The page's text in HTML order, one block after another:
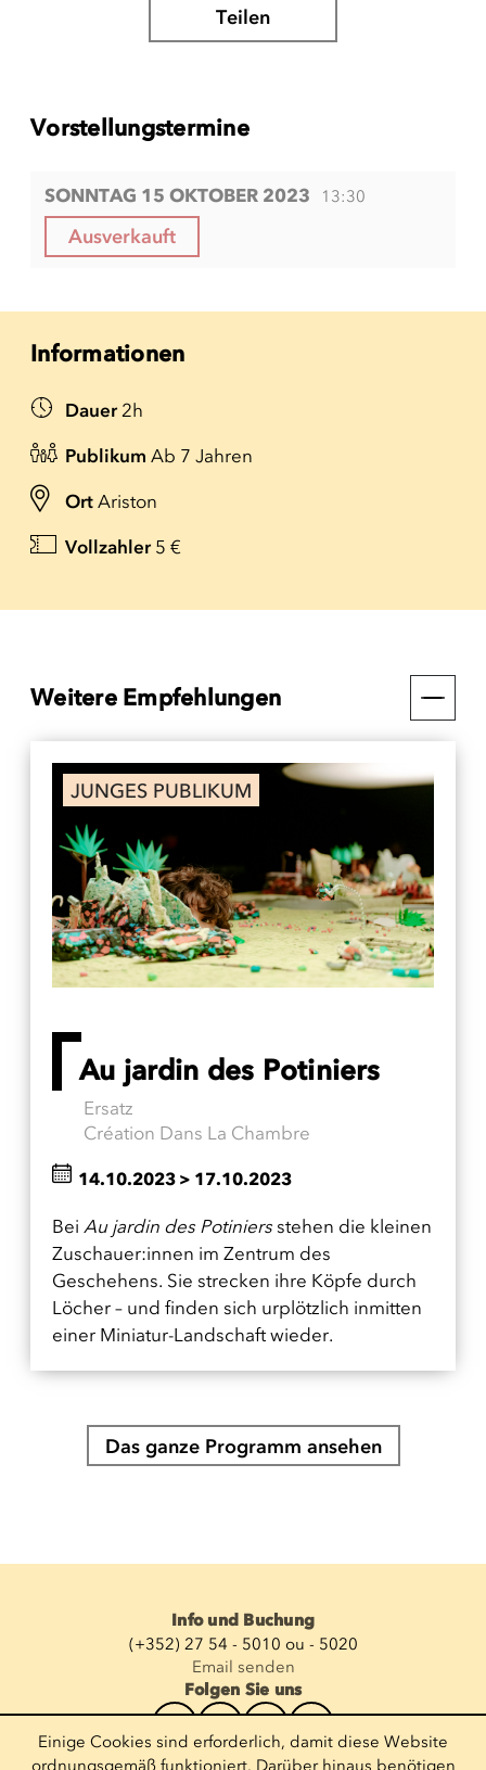
Teilen
Vorstellungstermine
SONNTAG 15 OKTOBER 2023 13:30
Ausverkauft
Informationen
Dauer 2h
Publikum Ab 7 Jahren
Ort Ariston
Vollzahler 5 €
Weitere Empfehlungen
JUNGES PUBLIKUM
Au jardin des Potiniers
Ersatz
Création Dans La Chambre
Bei Au jardin des Potiniersstehen die kleinen
Zuschauer:innen im Zentrum des
Geschehens. Sie strecken ihre Köpfe durch
Löcher – und finden sich urplötzlich inmitten
einer Miniatur-Landschaft wieder.
14.10.2023 > 17.10.2023
Das ganze Programm ansehen
Info und Buchung
(+352) 27 54 - 5010 ou - 5020
Email senden
Folgen Sie uns
Newsletter abonnieren
Einige Cookies sind erforderlich, damit diese Website
ordnungsgemäß funktioniert. Darüber hinaus benötigen